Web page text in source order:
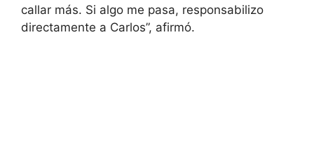
callar más. Si algo me pasa, responsabilizo
directamente a Carlos”, afirmó.